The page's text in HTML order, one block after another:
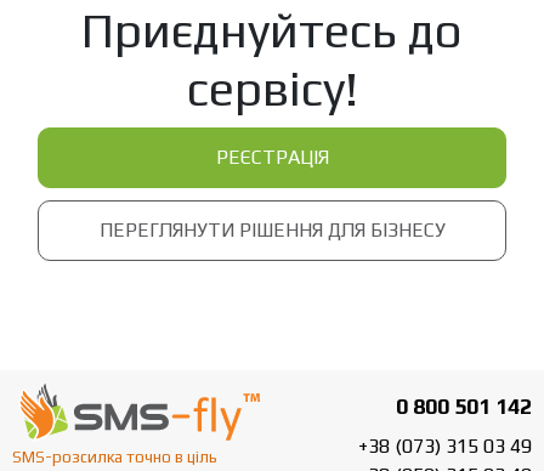
Приєднуйтесь до
сервісу!
РЕЄСТРАЦІЯ
ПЕРЕГЛЯНУТИ РІШЕННЯ ДЛЯ БІЗНЕСУ
SMS-розсилка точно в ціль
0 800 501 142
+38 (073) 315 03 49